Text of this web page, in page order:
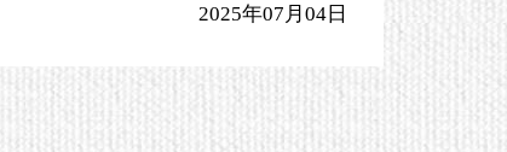
2025年07月04日